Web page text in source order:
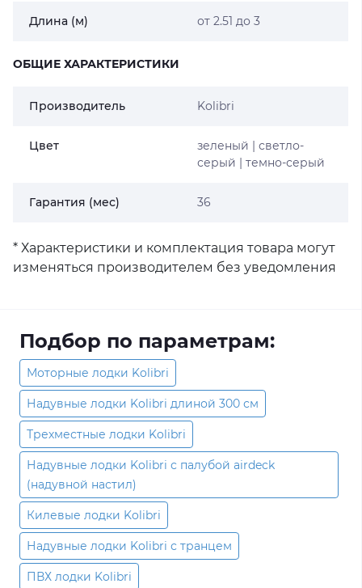
Длина (м) от 2.51 до 3
ОБЩИЕ ХАРАКТЕРИСТИКИ
Производитель Kolibri
Цвет
зеленый | светло-
серый | темно-серый
Гарантия (мес) 36
* Характеристики и комплектация товара могут
изменяться производителем без уведомления
Подбор по параметрам:
Моторные лодки Kolibri
Надувные лодки Kolibri длиной 300 см
Трехместные лодки Kolibri
Надувные лодки Kolibri с палубой airdeck
(надувной настил)
Килевые лодки Kolibri
Надувные лодки Kolibri с транцем
ПВХ лодки Kolibri